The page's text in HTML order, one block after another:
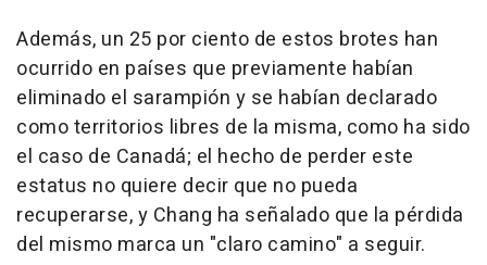
Además, un 25 por ciento de estos brotes han
ocurrido en países que previamente habían
eliminado el sarampión y se habían declarado
como territorios libres de la misma, como ha sido
el caso de Canadá; el hecho de perder este
estatus no quiere decir que no pueda
recuperarse, y Chang ha señalado que la pérdida
del mismo marca un "claro camino" a seguir.